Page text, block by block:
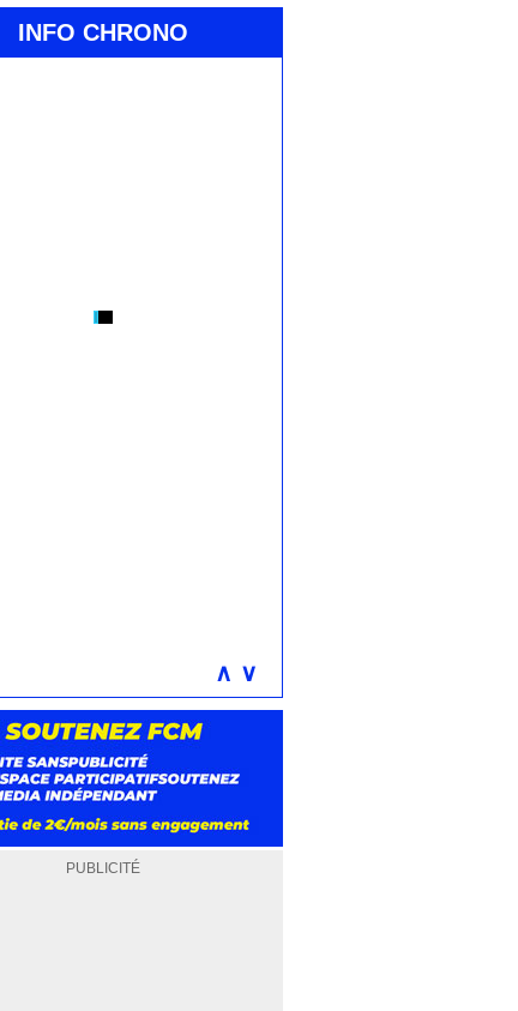
INFO CHRONO
∧ ∨
PUBLICITÉ